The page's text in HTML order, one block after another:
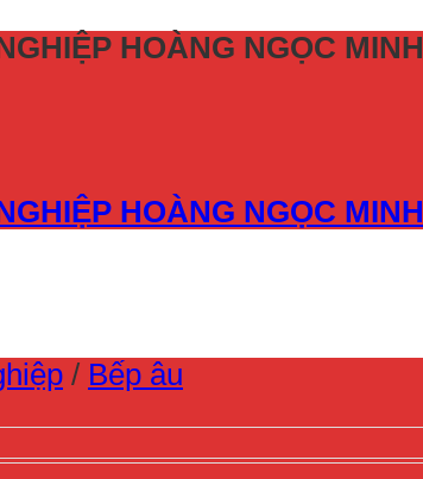
HOÀNG NGỌC MINH
HOÀNG NGỌC MINH
/ Bếp âu